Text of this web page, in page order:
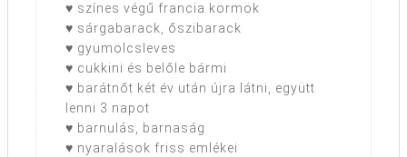
♥ színes végű francia körmök
♥ sárgabarack, őszibarack
♥ gyümölcsleves
♥ cukkini és belőle bármi
♥ barátnőt két év után újra látni, együtt
lenni 3 napot
♥ barnulás, barnaság
♥ nyaralások friss emlékei